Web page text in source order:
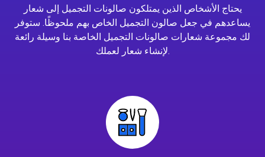
يحتاج الأشخاص الذين يمتلكون صالونات التجميل إلى شعار
يساعدهم في جعل صالون التجميل الخاص بهم ملحوظًا. ستوفر
لك مجموعة شعارات صالونات التجميل الخاصة بنا وسيلة رائعة
لإنشاء شعار لعملك.